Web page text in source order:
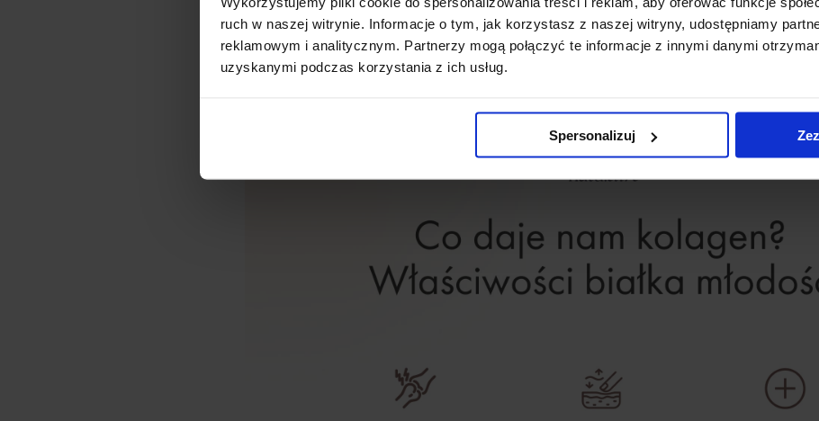
ruch w naszej witrynie. Informacje o tym, jak korzystasz z naszej witryny, udostępniamy
reklamowym i analitycznym. Partnerzy mogą połączyć te informacje z innymi danymi
uzyskanymi podczas korzystania z ich usług.
Spersonalizuj
Kolagen na rozstępy
Kolagen na blizny